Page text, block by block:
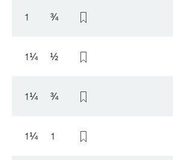
1 ¾
1¼ ½
1¼ ¾
1¼ 1